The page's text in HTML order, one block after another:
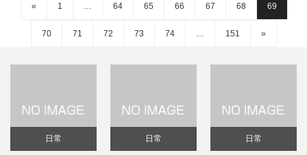
« 1 64 65 66 67 68 69
70 71 72 73 74 151 »
日常 日常 日常